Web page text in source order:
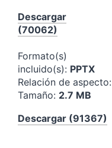
Descargar
(70062)
Formato(s)
incluido(s): PPTX
Relación de aspecto:
Tamaño: 2.7 MB
Descargar (91367)